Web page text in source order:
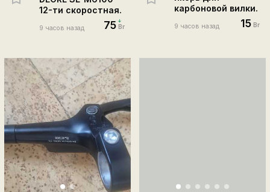
12-ти скоростная.
9 часов назад 75 Br
карбоновой вилки.
9 часов назад 15 Br